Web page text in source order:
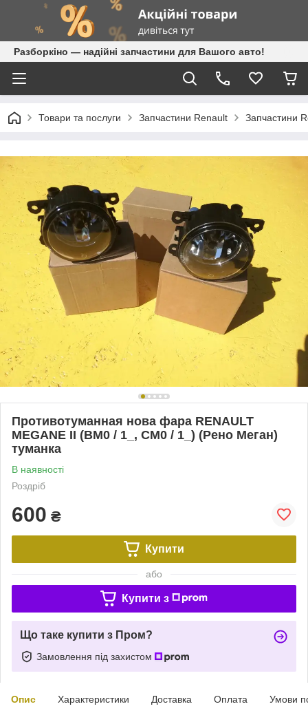
Разборкіно — надійні запчастини для Вашого авто!
Товари та послуги Запчастини Renault Запчастини
Противотуманная нова фара RENAULT
MEGANE II (BM0 / 1_, CM0 / 1_) (Рено Меган)
туманка
В наявності
Роздріб
600 ₴
Купити
або
Купити з
Що таке купити з Пром?
Замовлення під захистом
Опис Характеристики Доставка Оплата Умови